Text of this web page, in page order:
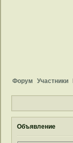
Форум Участники
Объявление